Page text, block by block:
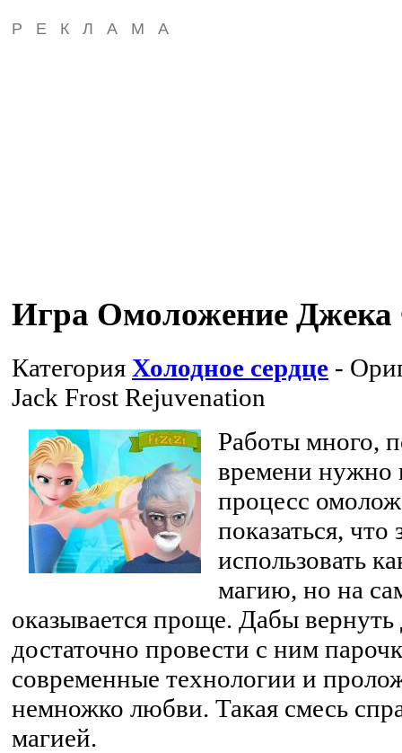
РЕКЛАМА
Игра Омоложение Джека
Категория Холодное сердце -
Jack Frost Rejuvenation
Работы много,
времени нужно
процесс
показаться,
использовать
магию, но на
оказывается проще. Дабы
достаточно провести с ним
современные технологии и
немножко любви. Такая смесь
магией.